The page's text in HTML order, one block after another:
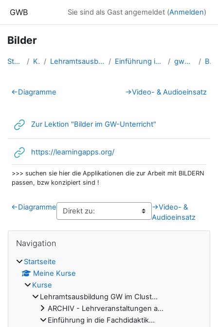
GWB Sie sind als Gast angemeldet (Anmelden)
Bilder
Startseite Kurse Lehramtsausbildung GW im Clust... Einführung in die Fachdidaktik... gwFD_Medien Bilder
Abschnittsübersicht
←Diagramme →Video- & Audioeinsatz
Zur Lektion "Bilder im GW-Unterricht"
https://learningapps.org/Link/URL
>>> suchen sie hier die Applikationen die zur Arbeit mit BILDERN
passen, bzw konzipiert sind !
←Diagramme →Video- &
Audioeinsatz
Navigation
Startseite
Meine Kurse
Kurse
Lehramtsausbildung GW im Clust...
ARCHIV - Lehrveranstaltungen a...
Einführung in die Fachdidaktik...